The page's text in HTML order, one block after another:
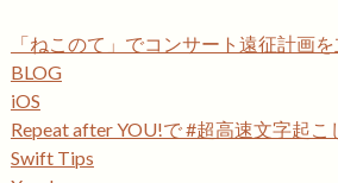
「ねこのて」でコンサート遠征計画を
BLOG
iOS
Repeat after YOU!で #超高速文字起こ
Swift Tips